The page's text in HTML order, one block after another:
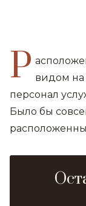
Р видом
персонал
Было бы